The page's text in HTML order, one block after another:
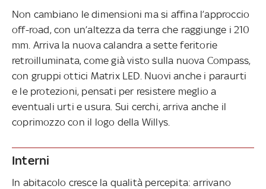
Non cambiano le dimensioni ma si affina l’approccio
off-road, con un’altezza da terra che raggiunge i 210
mm. Arriva la nuova calandra a sette feritorie
retroilluminata, come già visto sulla nuova Compass,
con gruppi ottici Matrix LED. Nuovi anche i paraurti
e le protezioni, pensati per resistere meglio a
eventuali urti e usura. Sui cerchi, arriva anche il
coprimozzo con il logo della Willys.
Interni
In abitacolo cresce la qualità percepita: arrivano